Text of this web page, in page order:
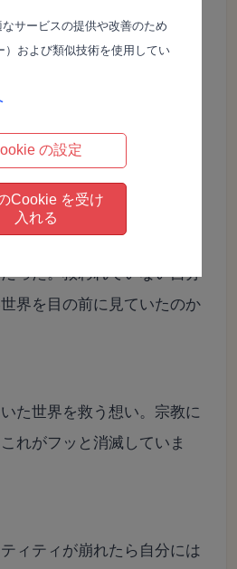
偉大な妄想をどんなに描い
れないことが全てだった。
さらに言えば、実は世界を
無かった。世界を救う立場
からも責められない自分」
った。救われていない自分
界を目の前に見ていたのか
た世界を救う想い。宗教に
れがフッと消滅していま
ィティが崩れたら自分には
サービスの提供や改善のため
）および類似技術を使用してい
の設定
Cookie を受け
入れる